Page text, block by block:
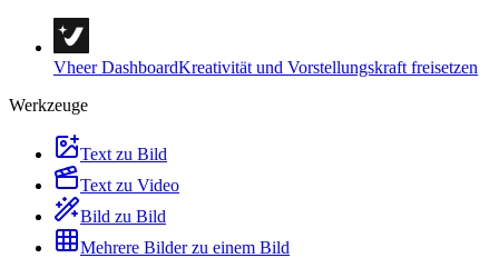
Vheer DashboardKreativität und Vorstellungskraft freisetzen
Werkzeuge
Text zu Bild
Text zu Video
Bild zu Bild
Mehrere Bilder zu einem Bild